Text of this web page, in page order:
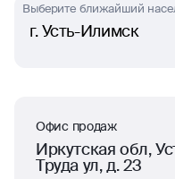
г. Усть-Илимск
Выберите ближайший
Офис продаж
Иркутская обл,
Труда ул, д. 23